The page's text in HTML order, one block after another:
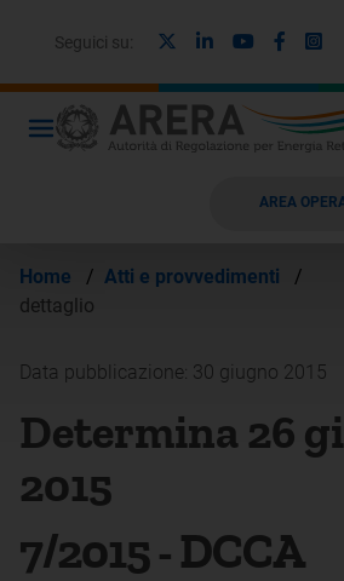
Seguici su: LinkedinYoutube
AREA
Home / Atti e provvedimenti
/
dettaglio
Data pubblicazione: 30 giugno 2015
Determina 26
2015
7/2015 - DCCA